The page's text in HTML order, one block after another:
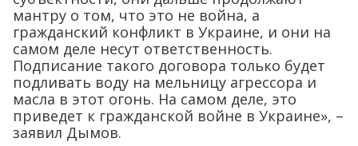
мантру о том, что это не война, а
гражданский конфликт в Украине, и они на
самом деле несут ответственность.
Подписание такого договора только будет
подливать воду на мельницу агрессора и
масла в этот огонь. На самом деле, это
приведет к гражданской войне в Украине», –
заявил Дымов.